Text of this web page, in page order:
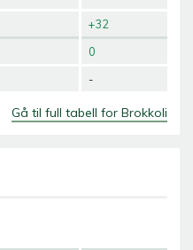
+32
0
-
Gå til full tabell for Brokkoli